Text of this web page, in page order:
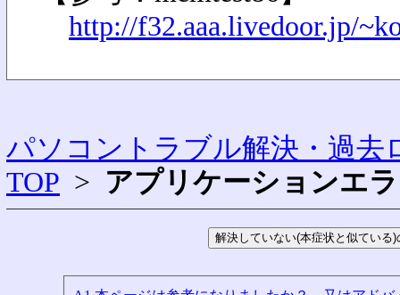
http://f32.aaa.livedoor.jp/
パソコントラブル解決・過去
TOP > アプリケーションエ